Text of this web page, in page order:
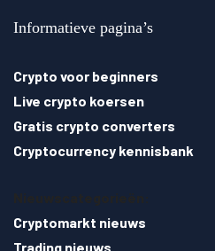
Informatieve pagina’s
Crypto voor beginners
Live crypto koersen
Gratis crypto converters
Cryptocurrency kennisbank
Cryptomarkt nieuws
Trading nieuws